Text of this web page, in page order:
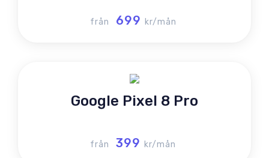
från 699 kr/mån
Google Pixel 8 Pro
från 399 kr/mån